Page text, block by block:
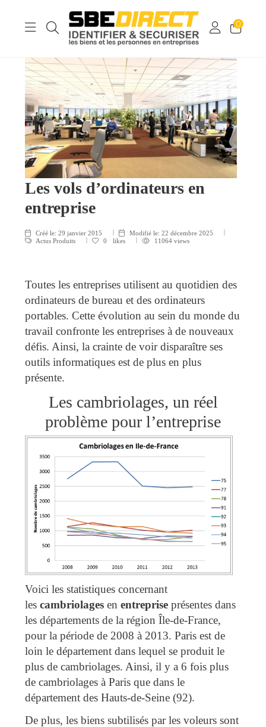
0
Les vols d’ordinateurs en
entreprise
Créé le: 29 janvier 2015 Modifié le: 22 décembre 2025
Actus Produits
0 likes 11064 views
Toutes les entreprises utilisent au quotidien des
ordinateurs de bureau et des ordinateurs
portables. Cette évolution au sein du monde du
travail confronte les entreprises à de nouveaux
défis. Ainsi, la crainte de voir disparaître ses
outils informatiques est de plus en plus
présente.
Les cambriolages, un réel
problème pour l’entreprise
Voici les statistiques concernant
les cambriolages en entreprise présentes dans
les départements de la région Île-de-France,
pour la période de 2008 à 2013. Paris est de
loin le département dans lequel se produit le
plus de cambriolages. Ainsi, il y a 6 fois plus
de cambriolages à Paris que dans le
département des Hauts-de-Seine (92).
De plus, les biens subtilisés par les voleurs sont